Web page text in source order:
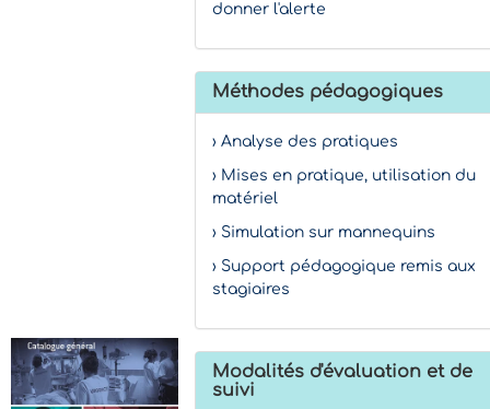
donner l'alerte
Méthodes pédagogiques
› Analyse des pratiques
› Mises en pratique, utilisation du
matériel
› Simulation sur mannequins
› Support pédagogique remis aux
stagiaires
Modalités d'évaluation et de
suivi